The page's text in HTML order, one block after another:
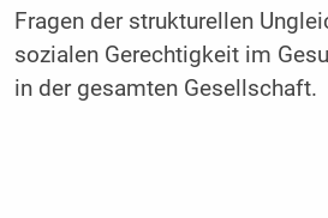
Fragen der strukturellen
sozialen Gerechtigkeit im
in der gesamten Gesellschaft.